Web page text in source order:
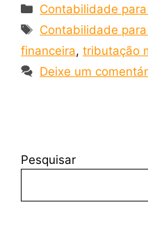
Contabilidade
Contabilidade
financeira, tributação
Deixe um
Pesquisar